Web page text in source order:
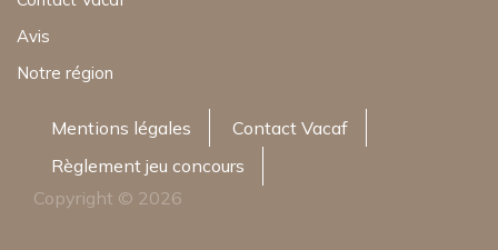
Avis
Notre région
Mentions légales
Contact Vacaf
Règlement jeu concours
Copyright © 2026